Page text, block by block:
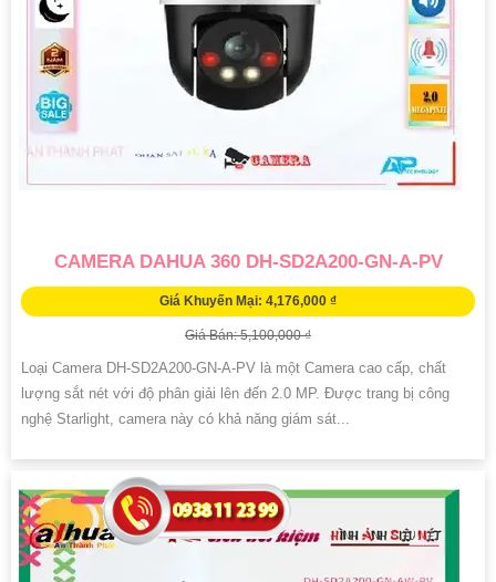
CAMERA DAHUA 360 DH-SD2A200-GN-A-PV
Giá Khuyến Mại: 4,176,000 ₫
Giá Bán: 5,100,000 ₫
Loại Camera DH-SD2A200-GN-A-PV là một Camera cao cấp, chất
lượng sắt nét với độ phân giải lên đến 2.0 MP. Được trang bị công
nghệ Starlight, camera này có khả năng giám sát...